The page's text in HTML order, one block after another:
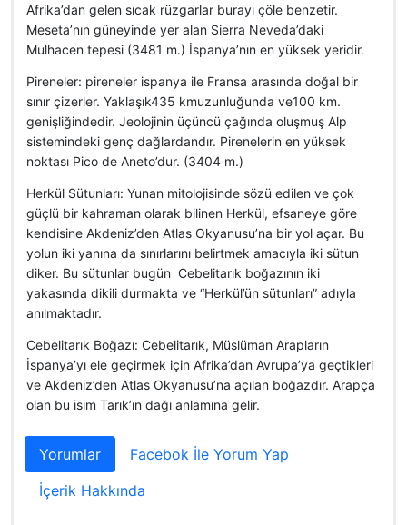
Afrika’dan gelen sıcak rüzgarlar burayı çöle benzetir.
Meseta’nın güneyinde yer alan Sierra Neveda’daki
Mulhacen tepesi (3481 m.) İspanya’nın en yüksek yeridir.
Pireneler: pireneler ispanya ile Fransa arasında doğal bir
sınır çizerler. Yaklaşık435 kmuzunluğunda ve100 km.
genişliğindedir. Jeolojinin üçüncü çağında oluşmuş Alp
sistemindeki genç dağlardandır. Pirenelerin en yüksek
noktası Pico de Aneto’dur. (3404 m.)
Herkül Sütunları: Yunan mitolojisinde sözü edilen ve çok
güçlü bir kahraman olarak bilinen Herkül, efsaneye göre
kendisine Akdeniz’den Atlas Okyanusu’na bir yol açar. Bu
yolun iki yanına da sınırlarını belirtmek amacıyla iki sütun
diker. Bu sütunlar bugün Cebelitarık boğazının iki
yakasında dikili durmakta ve “Herkül’ün sütunları” adıyla
anılmaktadır.
Cebelitarık Boğazı: Cebelitarık, Müslüman Arapların
İspanya’yı ele geçirmek için Afrika’dan Avrupa’ya geçtikleri
ve Akdeniz’den Atlas Okyanusu’na açılan boğazdır. Arapça
olan bu isim Tarık’ın dağı anlamına gelir.
Yorumlar
Facebok İle Yorum Yap
İçerik Hakkında